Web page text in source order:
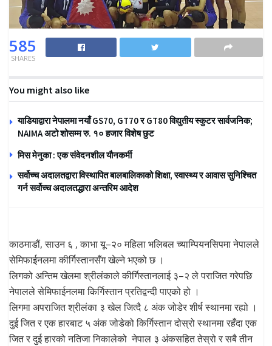
585
SHARES
You might also like
याडियाद्वारा नेपालमा नयाँ GS70, GT70 र GT80 विद्युतीय स्कुटर सार्वजनिक;
NAIMA अटो शोसम्म रु. १० हजार विशेष छुट
मिस मेनुका : एक संवेदनशील यौनकर्मी
सर्वोच्च अदालतद्वारा विस्थापित बालबालिकाको शिक्षा, स्वास्थ्य र आवास सुनिश्चित
गर्न सर्वोच्च अदालतद्धारा अन्तरिम आदेश
काठमाडौं, साउन ६ , काभा यू–२० महिला भलिबल च्याम्पियनसिपमा नेपालले
सेमिफाईनलमा कीर्गिस्तानसँग खेल्ने भएको छ ।
लिगको अन्तिम खेलमा श्रीलंकाले कीर्गिस्तानलाई ३–२ ले पराजित गरेपछि
नेपालले सेमिफाईनलमा किर्गिस्तान प्रतिद्वन्दी पाएको हो ।
लिगमा अपराजित श्रीलंका ३ खेल जित्दै ८ अंक जोडेर शीर्ष स्थानमा रह्यो ।
दुई जित र एक हारबाट ५ अंक जोडेको किर्गिस्तान दोस्रो स्थानमा रहँदा एक
जित र दुई हारको नतिजा निकालेको नेपाल ३ अंकसहित तेस्रो र सबै तीन